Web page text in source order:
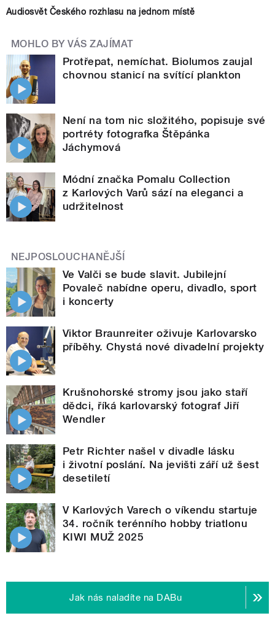
Audiosvět Českého rozhlasu na jednom místě
MOHLO BY VÁS ZAJÍMAT
Protřepat, nemíchat. Biolumos zaujal
chovnou stanicí na svítící plankton
Není na tom nic složitého, popisuje své
portréty fotografka Štěpánka
Jáchymová
Módní značka Pomalu Collection
z Karlových Varů sází na eleganci a
udržitelnost
NEJPOSLOUCHANĚJŠÍ
Ve Valči se bude slavit. Jubilejní
Povaleč nabídne operu, divadlo, sport
i koncerty
Viktor Braunreiter oživuje Karlovarsko
příběhy. Chystá nové divadelní projekty
Krušnohorské stromy jsou jako staří
dědci, říká karlovarský fotograf Jiří
Wendler
Petr Richter našel v divadle lásku
i životní poslání. Na jevišti září už šest
desetiletí
V Karlových Varech o víkendu startuje
34. ročník terénního hobby triatlonu
KIWI MUŽ 2025
Jak nás naladíte na DABu